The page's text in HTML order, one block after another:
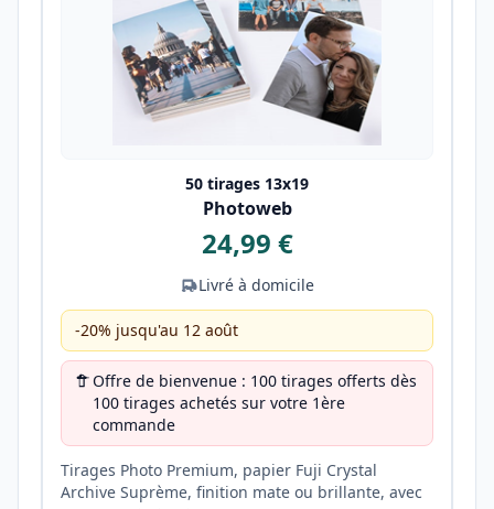
50 tirages 13x19
Photoweb
24,99 €
Livré à domicile
-20% jusqu'au 12 août
Offre de bienvenue : 100 tirages offerts dès
100 tirages achetés sur votre 1ère
commande
Tirages Photo Premium, papier Fuji Crystal
Archive Suprème, finition mate ou brillante, avec